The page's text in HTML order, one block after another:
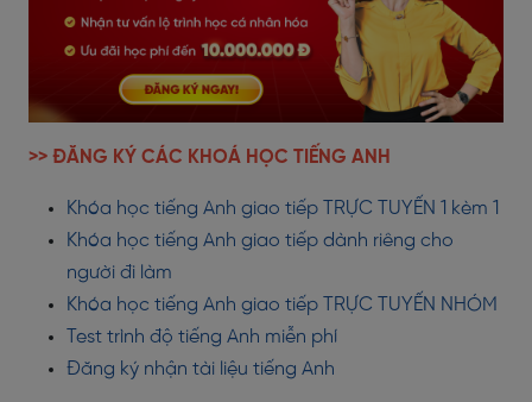
>> ĐĂNG KÝ CÁC KHOÁ HỌC TIẾNG ANH
Khóa học tiếng Anh giao tiếp TRỰC TUYẾN 1 kèm 1
Khóa học tiếng Anh giao tiếp dành riêng cho
người đi làm
Khóa học tiếng Anh giao tiếp TRỰC TUYẾN NHÓM
Test trình độ tiếng Anh miễn phí
Đăng ký nhận tài liệu tiếng Anh